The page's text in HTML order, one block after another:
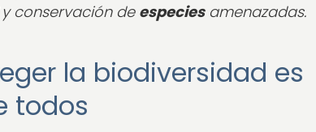
conservación de especiesamenazadas.
la biodiversidad es
todos